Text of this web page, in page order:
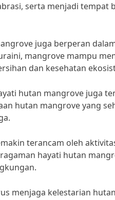
serta menjadi tempat
juga berperan
mangrove mampu
dan kesehatan
hutan mangrove juga
hutan mangrove yang
terancam oleh
hayati hutan
menjaga kelestarian